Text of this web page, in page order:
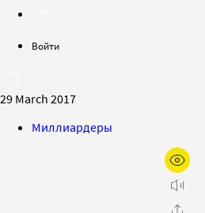
Войти
29 March 2017
Миллиардеры